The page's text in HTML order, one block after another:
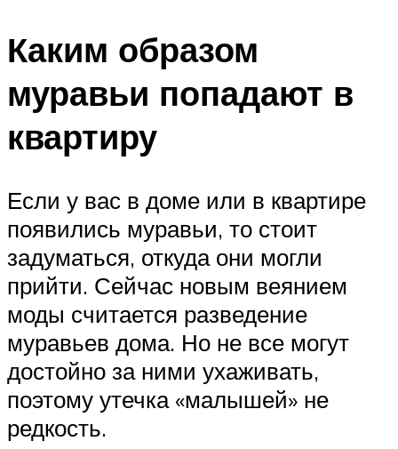
Каким образом
муравьи попадают в
квартиру
Если у вас в доме или в квартире
появились муравьи, то стоит
задуматься, откуда они могли
прийти. Сейчас новым веянием
моды считается разведение
муравьев дома. Но не все могут
достойно за ними ухаживать,
поэтому утечка «малышей» не
редкость.